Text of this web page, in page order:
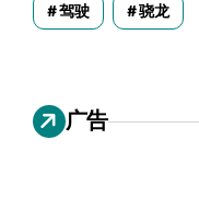
驾驶 骁龙
广告